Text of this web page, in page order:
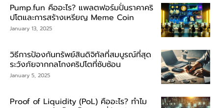
Pump.fun คืออะไร? แพลตฟอร์มปั่นราคาคริ
ปโตและการสร้างเหรียญ Meme Coin
January 13, 2025
วิธีการป้องกันทรัพย์สินดิจิทัลที่สมบูรณ์ที่สุด
ระวังภัยจากกลโกงคริปโตที่ซับซ้อน
January 5, 2025
Proof of Liquidity (PoL) คืออะไร? ทำไม